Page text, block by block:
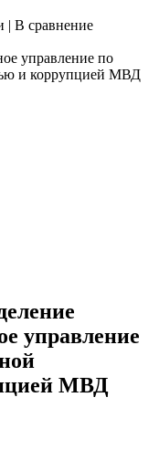
| В сравнение
управление
МВД